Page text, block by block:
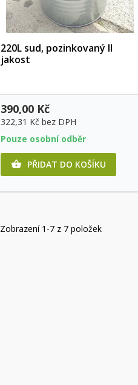
220L sud, pozinkovaný II
jakost
390,00 Kč
322,31 Kč bez DPH
Pouze osobní odběr
 PŘIDAT DO KOŠÍKU
Zobrazení 1-7 z 7 položek